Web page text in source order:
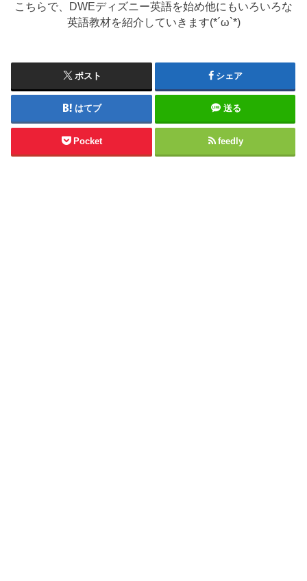
こちらで、DWEディズニー英語を始め他にもいろいろな
英語教材を紹介していきます(*´ω`*)
ポスト シェア
はてブ 送る
Pocket feedly